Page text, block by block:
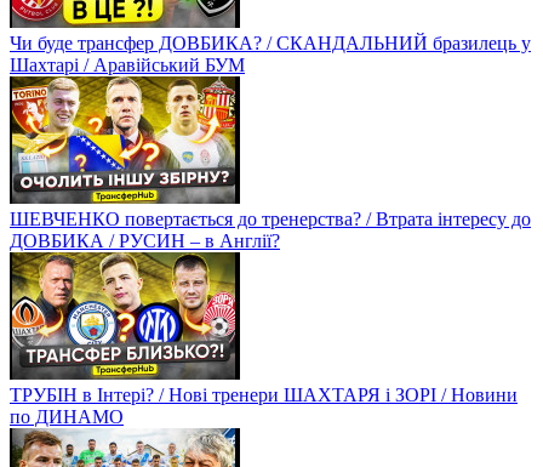
Чи буде трансфер ДОВБИКА? / СКАНДАЛЬНИЙ бразилець у
Шахтарі / Аравійський БУМ
ШЕВЧЕНКО повертається до тренерства? / Втрата інтересу до
ДОВБИКА / РУСИН – в Англії?
ТРУБІН в Інтері? / Нові тренери ШАХТАРЯ і ЗОРІ / Новини
по ДИНАМО